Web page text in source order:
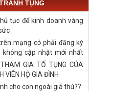
TỤNG
tục để kinh doanh vàng
mạng có phải đăng ký
không cập nhật mới nhất
GIA TỐ TỤNG CỦA
VIÊN HỘ GIA ĐÌNH
cho con ngoài giá thú??